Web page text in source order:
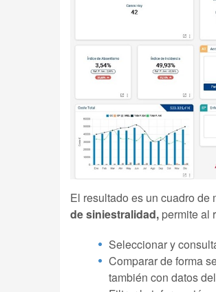
El resultado es un cuadro de
de siniestralidad, permite al
Seleccionar y
Comparar de forma
también con datos